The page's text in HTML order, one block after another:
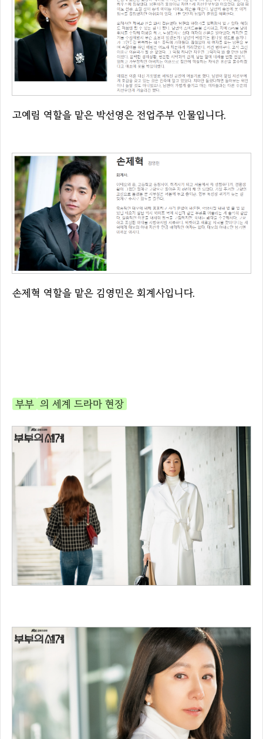
고예림 역할을 맡은 박선영은 전업주부 인물입니다.
손제혁 역할을 맡은 김영민은 회계사입니다.
부부 의 세계 드라마 현장